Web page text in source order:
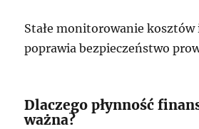
Stałe monitorowanie
poprawia bezpieczeństwo
Dlaczego płynność
ważna?